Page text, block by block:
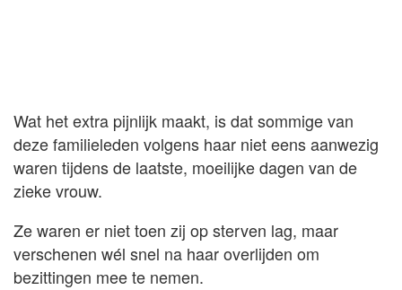
Wat het extra pijnlijk maakt, is dat sommige van
deze familieleden volgens haar niet eens aanwezig
waren tijdens de laatste, moeilijke dagen van de
zieke vrouw.
Ze waren er niet toen zij op sterven lag, maar
verschenen wél snel na haar overlijden om
bezittingen mee te nemen.